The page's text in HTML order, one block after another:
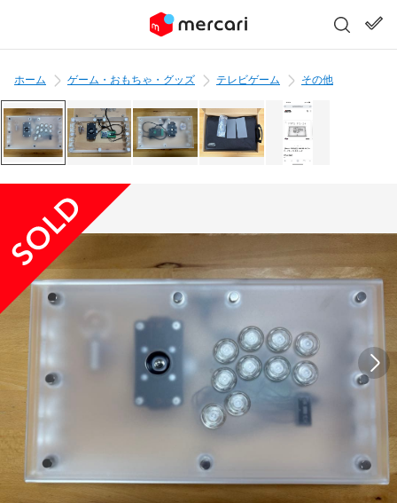
ホーム ゲーム・おもちゃ・グッズ テレビゲーム その他